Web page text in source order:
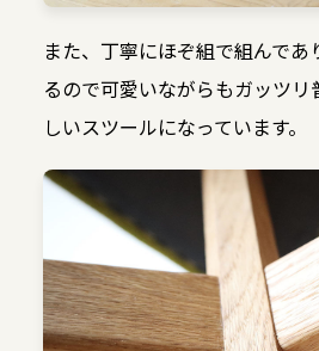
また、丁寧にほぞ組で組んであ
るので可愛いながらもガッツリ
しいスツールになっています。